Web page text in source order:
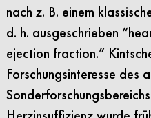
nach z. B. einem
d. h. ausgeschrieben
ejection fraction.”
Forschungsinteresse des